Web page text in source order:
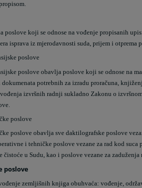
poslove koji se odnose na vođenje propisanih
isprava iz mjerodavnosti suda, prijem i
poslove
poslove obavlja poslove koji se odnose na
potrebnih za izradu proračuna,
izvršnih radnji sukladno Zakonu o
poslove
poslove obavlja sve daktilografske poslove
i tehničke poslove vezane za rad kod
čistoće u Sudu, kao i poslove vezane za
poslove
zemljišnih knjiga obuhvaća: vođenje,